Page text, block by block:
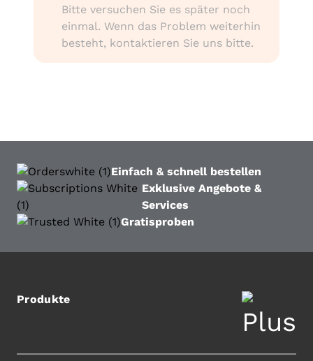
Bitte versuchen Sie es später noch
einmal. Wenn das Problem weiterhin
besteht, kontaktieren Sie uns bitte.
Einfach & schnell bestellen
Exklusive Angebote &
Services
Gratisproben
Produkte